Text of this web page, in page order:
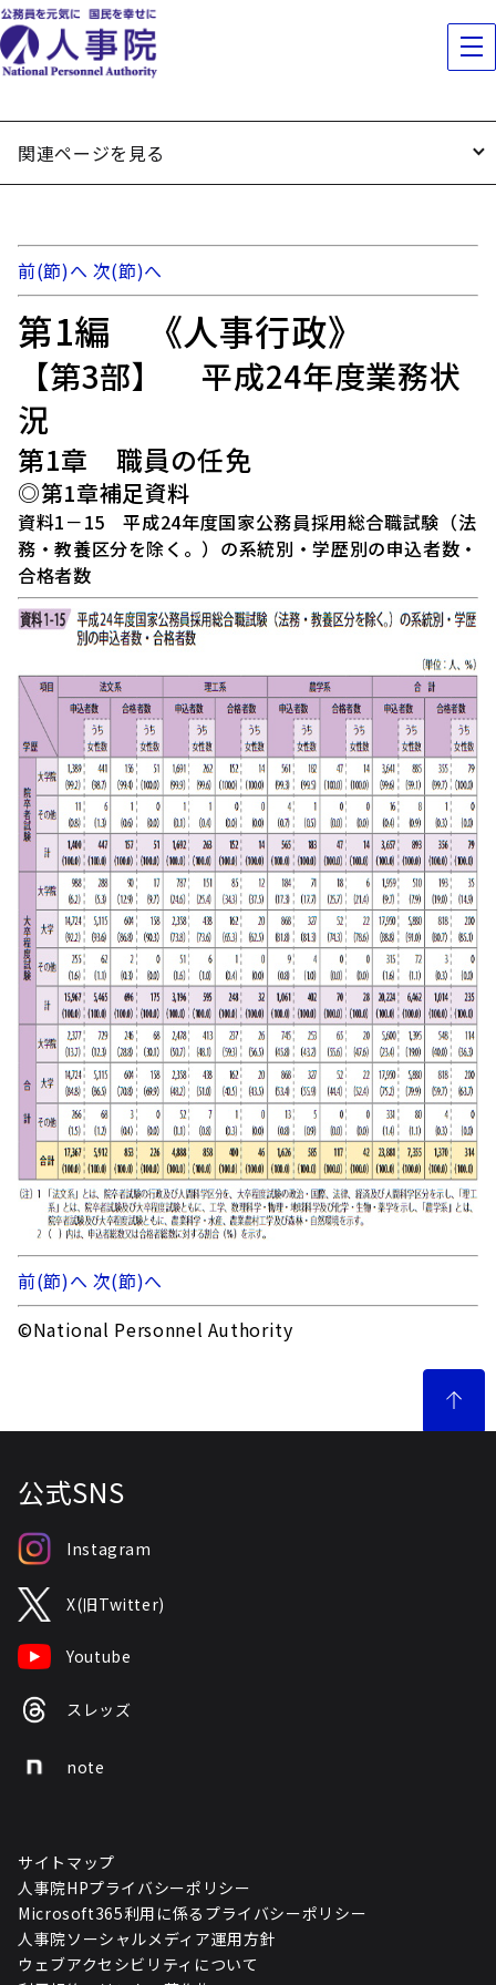
関連ページを見る
前(節)へ 次(節)へ
第1編 《人事行政》
【第3部】 平成24年度業務状
況
第1章 職員の任免
◎第1章補足資料
資料1－15 平成24年度国家公務員採用総合職試験（法
務・教養区分を除く。）の系統別・学歴別の申込者数・
合格者数
前(節)へ 次(節)へ
©National Personnel Authority
公式SNS
Instagram
X(旧Twitter)
Youtube
スレッズ
note
サイトマップ
人事院HPプライバシーポリシー
Microsoft365利用に係るプライバシーポリシー
人事院ソーシャルメディア運用方針
ウェブアクセシビリティについて